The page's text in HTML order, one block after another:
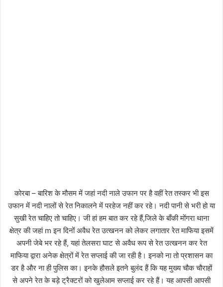
कोरबा – बारिश के मौसम में जहां नदी नाले उफान पर है वहीं रेत तस्कर भी इस
उफान में नदी नालों से रेत निकालने में परहेज नहीं कर रहे। नदी पानी से भरी हो या
सुखी रेत चाहिए तो चाहिए। जी हां हम बात कर रहे हैं,जिले के बाँकी मोंगरा थाना
क्षेत्र की जहां m इन दिनों अवैध रेत उत्खनन को लेकर लगातार रेत माफिया इसमें
अपनी जेबे भर रहे हैं, यहां तेलसरा घाट से अवैध रूप से रेत उत्खनन कर रेत
माफिया द्वारा अनेक क्षेत्रों में रेत सप्लाई की जा रही है। इनको ना तो प्रशासन का
डर है और ना ही पुलिस का। इनके हौसले इतने बुलंद हैं कि यह मुख्य चौक चौराहों
से अपने रेत के बड़े ट्रैक्टरों को खुलेआम सप्लाई कर रहे हैं। यह आपसी आपसी